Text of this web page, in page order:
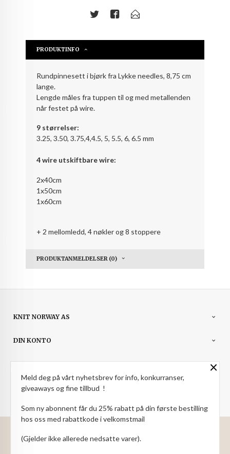
PRODUKTINFO
Rundpinnesett i bjørk fra Lykke needles, 8,75 cm
lange.
Lengde måles fra tuppen til og med metallenden
når festet på wire.
9 størrelser:
3.25, 3.50, 3.75,4,4.5, 5, 5.5, 6, 6.5 mm
4 wire utskiftbare wire:
2x40cm
1x50cm
1x60cm
+ 2 mellomledd, 4 nøkler og 8 stoppere
PRODUKTANMELDELSER (0)
KNIT NORWAY AS
DIN KONTO
NYHETSBREV
PARTNERE
Valuta
×
Meld deg på vårt nyhetsbrev for info, konkurranser,
giveaways og fine tillbud !
Som ny abonnent får du 25% rabatt på din første bestilling
hos oss med rabattkode i velkomstmail
(Gjelder ikke allerede nedsatte varer).